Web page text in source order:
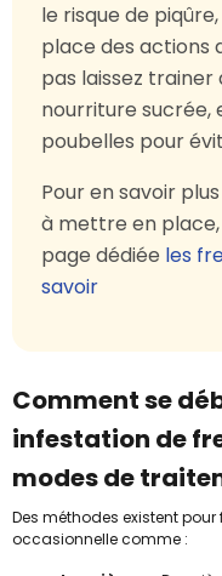
le risque de
place des actions
pas laissez
nourriture sucrée,
poubelles pour
Pour en savoir
à mettre en place,
page dédiée les
savoir
Comment se
infestation de
modes de
Des méthodes existent
occasionnelle comme :